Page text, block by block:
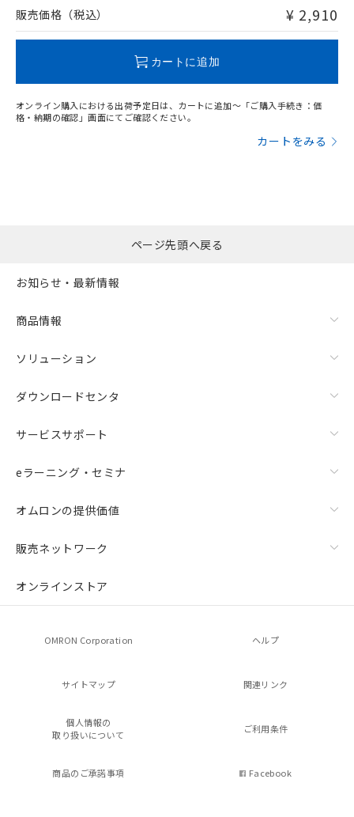
問い合わせください。
販売価格（税込） ¥ 2,910
カートに追加
オンライン購入における出荷予定日は、カートに追加～「ご購入手続き：価
格・納期の確認」画面にてご確認ください。
カートをみる
ページ先頭へ戻る
お知らせ・最新情報
商品情報
ソリューション
ダウンロードセンタ
サービスサポート
eラーニング・セミナ
オムロンの提供価値
販売ネットワーク
オンラインストア
OMRON Corporation ヘルプ
サイトマップ 関連リンク
個人情報の
取り扱いについて
ご利用条件
商品のご承諾事項 Facebook